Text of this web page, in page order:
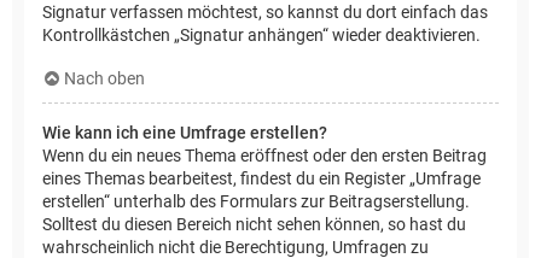
Signatur verfassen möchtest, so kannst du dort einfach das
Kontrollkästchen „Signatur anhängen“ wieder deaktivieren.
Nach oben
Wie kann ich eine Umfrage erstellen?
Wenn du ein neues Thema eröffnest oder den ersten Beitrag
eines Themas bearbeitest, findest du ein Register „Umfrage
erstellen“ unterhalb des Formulars zur Beitragserstellung.
Solltest du diesen Bereich nicht sehen können, so hast du
wahrscheinlich nicht die Berechtigung, Umfragen zu